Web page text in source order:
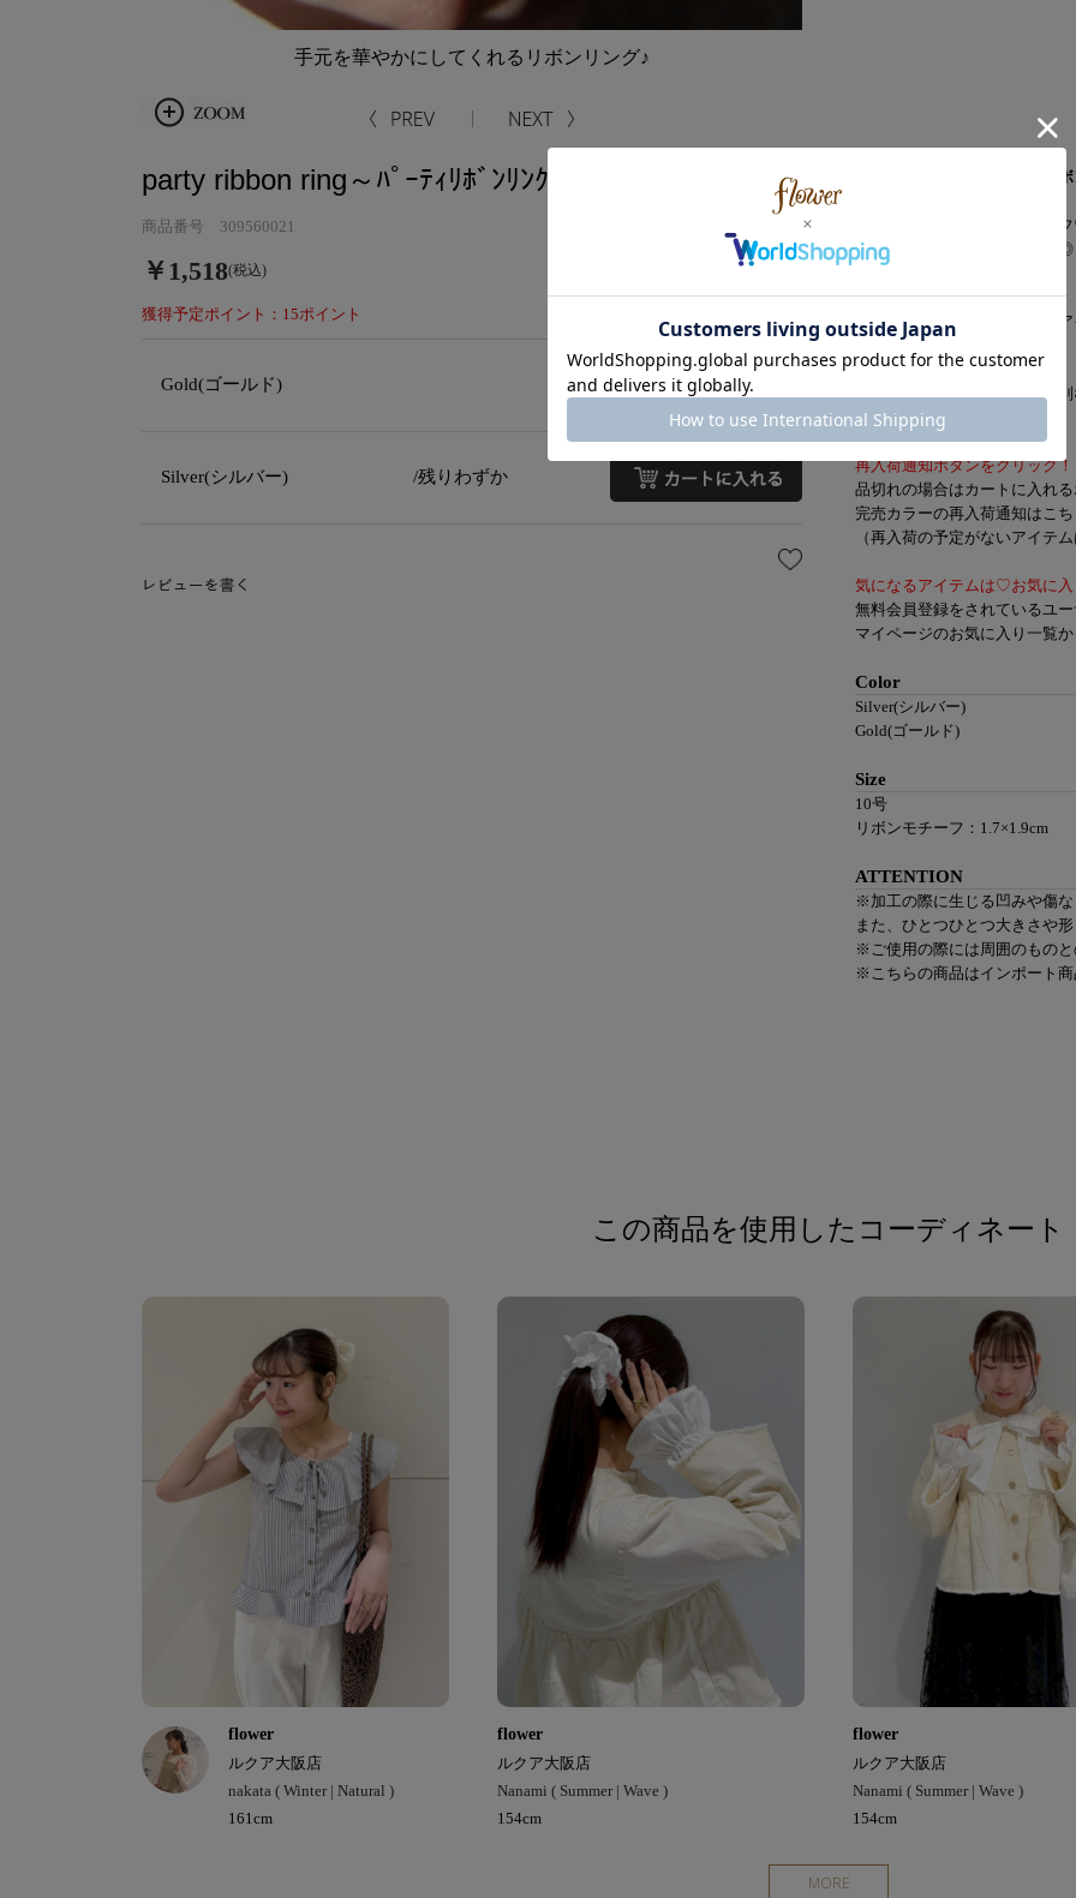
手元を華やかにしてくれるリボンリング♪
手元を華やかにしてくれるリ
ボリューミーなリボンモチー
コーディネートのポイントに◎
ガーリーなお洋服だけでなく、
スウェットなどカジュアルなア
デイリー使いにはもちろん、
オケージョンシーンなどの特
【知って便利なお買い物機能】
再入荷通知ボタンをクリック！
品切れの場合はカートに入れ
完売カラーの再入荷通知はこち
（再入荷の予定がないアイテ
気になるアイテムは♡お気に入
無料会員登録をされているユー
マイページのお気に入り一覧か
Color
Silver(シルバー)
Gold(ゴールド)
Size
10号
リボンモチーフ：1.7×1.9cm
ATTENTION
※加工の際に生じる凹みや傷な
また、ひとつひとつ大きさや
※ご使用の際には周囲のものと
※こちらの商品はインポート商
party ribbon ring～ﾊﾟｰﾃｨﾘﾎﾞﾝﾘﾝｸﾞ
商品番号 309560021
￥1,518(税込)
獲得予定ポイント：15ポイント
Gold(ゴールド)
Silver(シルバー) /残りわずか
この商品を使用したコーディネート
flower
ルクア大阪店
nakata ( Winter | Natural )
161cm
flower
ルクア大阪店
Nanami ( Summer | Wave )
154cm
flower
ルクア大阪店
Nanami ( Summer | Wave )
154cm
MORE